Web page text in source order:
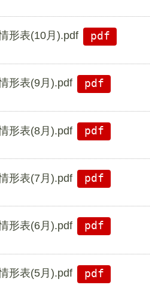
形表(10月).pdf
pdf
形表(9月).pdf
pdf
形表(8月).pdf
pdf
形表(7月).pdf
pdf
形表(6月).pdf
pdf
形表(5月).pdf
pdf